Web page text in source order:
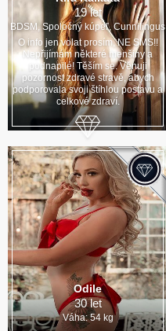
19 let
BDSM, Spoločný kúpeľ, Cunnilingus
O info jen volat prosím, NE SMS!!
Nepřijímám některé menšiny a
podnapilé! Těším se. Věnuji
pozornost zdravé stravě, abych
podporovala svoji štíhlou postavu a
celkové zdraví.
Odile
30 let
Váha: 54 kg